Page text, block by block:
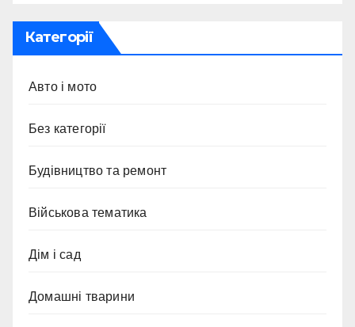
Категорії
Авто і мото
Без категорії
Будівництво та ремонт
Військова тематика
Дім і сад
Домашні тварини